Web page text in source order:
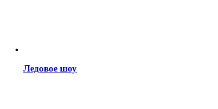
Ледовое шоу